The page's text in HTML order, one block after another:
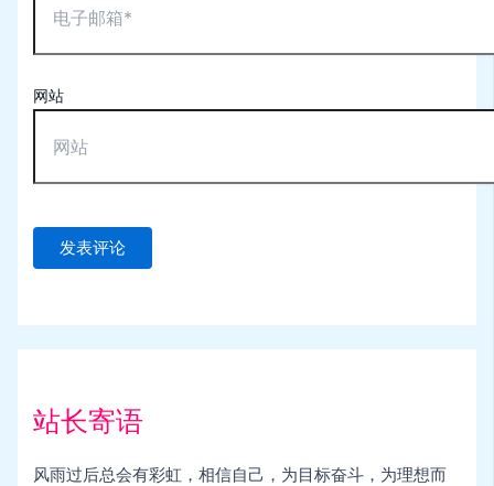
网站
站长寄语
风雨过后总会有彩虹，相信自己，为目标奋斗，为理想而